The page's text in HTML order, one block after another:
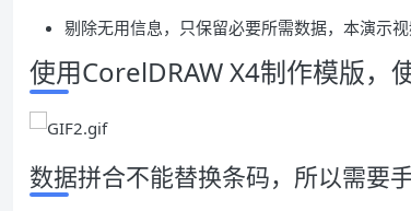
剔除无用信息，只保留必要所需数据，本演示
使用CorelDRAW X4制作模版，
数据拼合不能替换条码，所以需要